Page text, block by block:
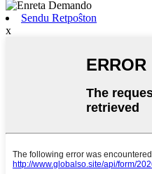
Sendu Retpoŝton
x